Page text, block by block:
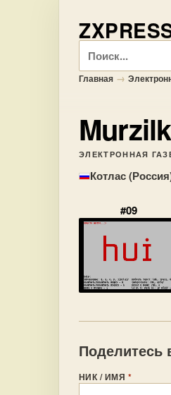
Поиск
Главная →
ЭЛЕКТРОННАЯ
Котлас
#09
Поделитесь
НИК / ИМЯ *